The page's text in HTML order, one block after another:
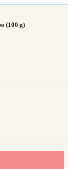
(100 g)​